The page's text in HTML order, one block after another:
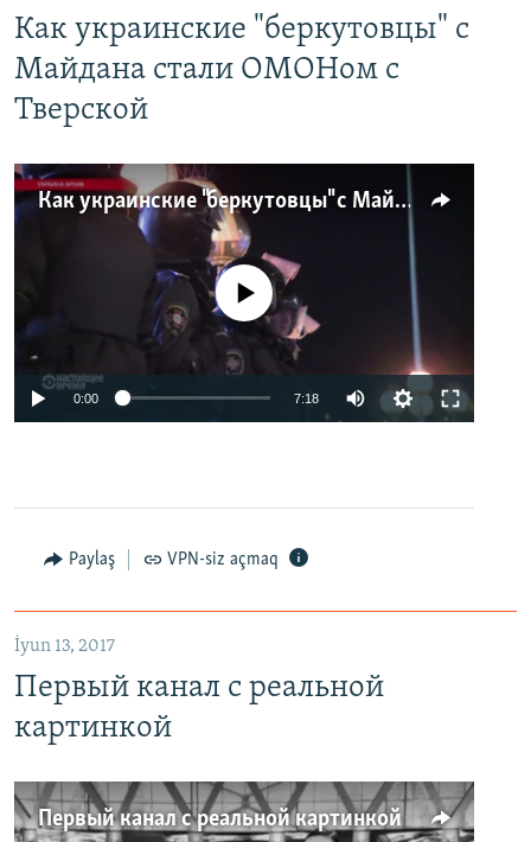
Как украинские "беркутовцы" с
Майдана стали ОМОНом с
Тверской
Как украинские "беркутовцы" с Майдана стали ОМОНом с Тверской
No media source currently available
0:00 7:18
Paylaş VPN-siz açmaq
İyun 13, 2017
Первый канал с реальной
картинкой
Первый канал с реальной картинкой